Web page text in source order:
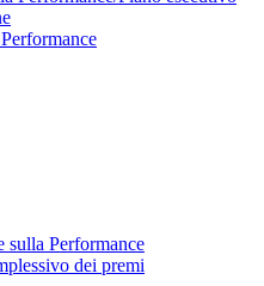
sulla Performance
dei premi